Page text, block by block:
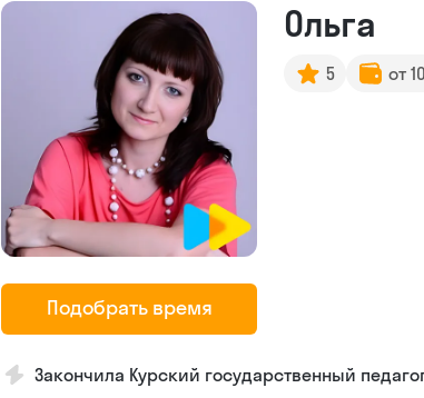
Подобрать время
Ольга
5 от
Закончила Курский государственный